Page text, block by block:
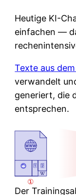
Heutige KI-
einfachen —
Texte aus
verwandelt
generiert, die
entsprechen.
Der